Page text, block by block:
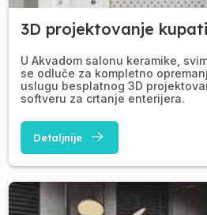
3D projektovanje
U Akvadom salonu keramike,
se odluče za kompletno
uslugu besplatnog 3D
softveru za crtanje enterijera.
Detaljnije